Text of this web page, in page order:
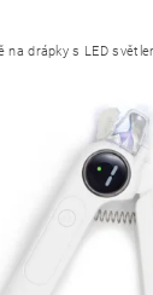
PODMÍNKY
na drápky s LED